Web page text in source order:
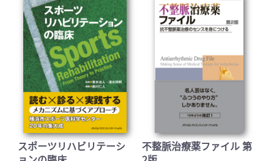
スポーツリハビリテーシ
不整脈治療薬ファイル 第